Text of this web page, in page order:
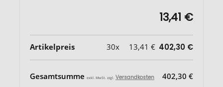
13,41 €
Artikelpreis 30x 13,41 € 402,30 €
Gesamtsumme exkl. MwSt. zzgl. Versandkosten 402,30 €